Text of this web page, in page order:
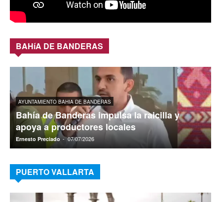
BAHíA DE BANDERAS
AYUNTAMIENTO BAHIA DE BANDERAS
Bahía de Banderas impulsa la raicilla y
apoya a productores locales
Ernesto Preciado - 07/07/2026
PUERTO VALLARTA